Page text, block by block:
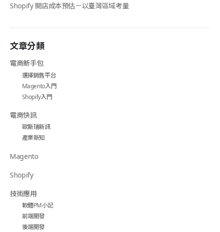
Shopify 開店成本預估－以臺灣區域考量
文章分類
電商新手包
選擇銷售平台
Magento入門
Shopify入門
電商快訊
歐斯瑞新訊
產業新知
Magento
Shopify
技術應用
軟體PM小記
前端開發
後端開發